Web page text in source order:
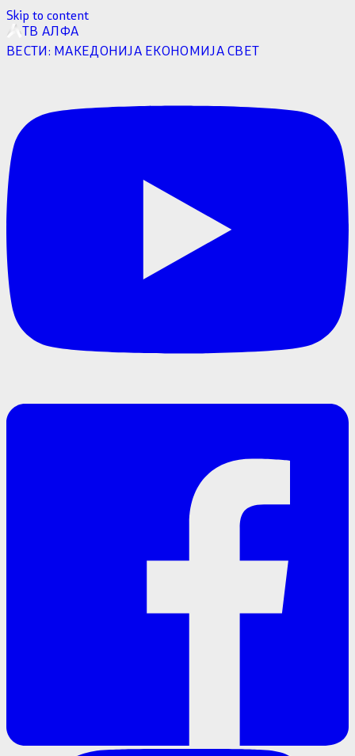
Skip to content
ТВ АЛФА
ВЕСТИ: МАКЕДОНИЈА ЕКОНОМИЈАСВЕТ